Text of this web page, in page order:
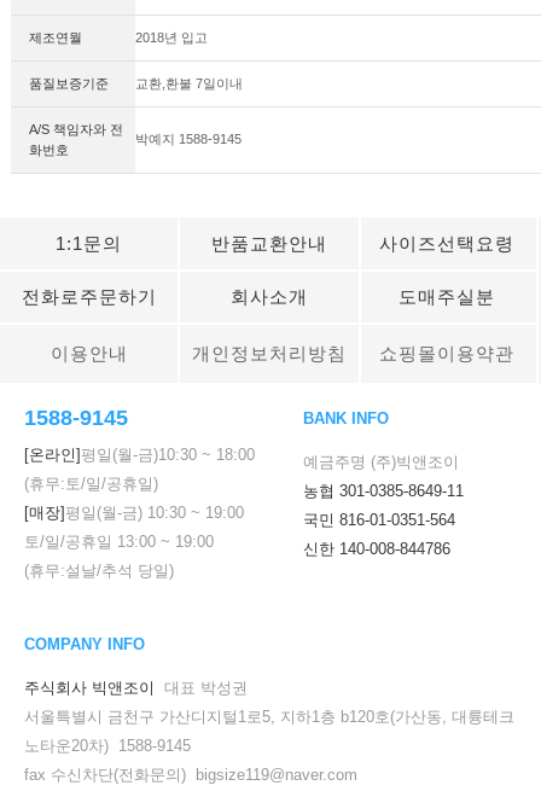
제조연월 2018년 입고
품질보증기준 교환,환불 7일이내
A/S 책임자와 전
화번호
박예지 1588-9145
1:1문의 반품교환안내 사이즈선택요령
전화로주문하기 회사소개 도매주실분
이용안내 개인정보처리방침 쇼핑몰이용약관
1588-9145
[온라인]평일(월-금)10:30 ~ 18:00
(휴무:토/일/공휴일)
[매장]평일(월-금) 10:30 ~ 19:00
토/일/공휴일 13:00 ~ 19:00
(휴무:설날/추석 당일)
BANK INFO
예금주명 (주)빅앤조이
농협 301-0385-8649-11
국민 816-01-0351-564
신한 140-008-844786
COMPANY INFO
주식회사 빅앤조이
대표 박성권
서울특별시 금천구 가산디지털1로5, 지하1층 b120호(가산동, 대륭테크
노타운20차) 1588-9145
fax 수신차단(전화문의) bigsize119@naver.com